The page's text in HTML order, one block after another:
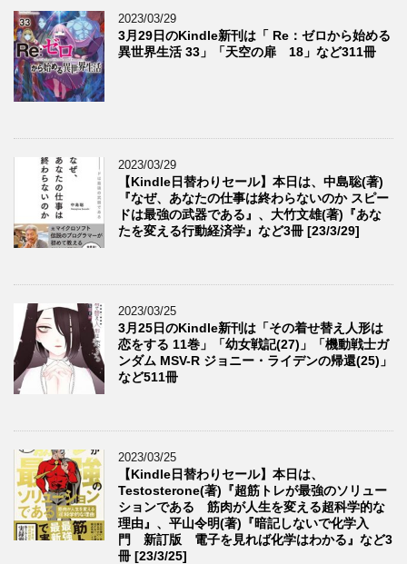
2023/03/29
3月29日のKindle新刊は「 Re：ゼロから始める
異世界生活 33」「天空の扉 18」など311冊
2023/03/29
【Kindle日替わりセール】本日は、中島聡(著)
『なぜ、あなたの仕事は終わらないのか スピー
ドは最強の武器である』、大竹文雄(著)『あな
たを変える行動経済学』など3冊 [23/3/29]
2023/03/25
3月25日のKindle新刊は「その着せ替え人形は
恋をする 11巻」「幼女戦記(27)」「機動戦士ガ
ンダム MSV-R ジョニー・ライデンの帰還(25)」
など511冊
2023/03/25
【Kindle日替わりセール】本日は、
Testosterone(著)『超筋トレが最強のソリュー
ションである 筋肉が人生を変える超科学的な
理由』、平山令明(著)『暗記しないで化学入
門 新訂版 電子を見れば化学はわかる』など3
冊 [23/3/25]